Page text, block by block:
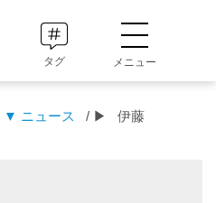
タグ メニュー
▼ ニュース / ▶ 伊藤